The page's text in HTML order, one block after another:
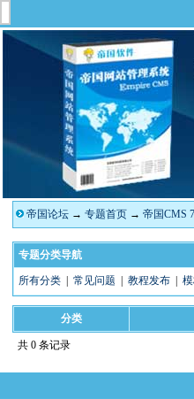
帝国论坛→ 专题首页→ 帝国CMS
专题分类导航
所有分类| 常见问题 教程发布|
分类
共 0 条记录